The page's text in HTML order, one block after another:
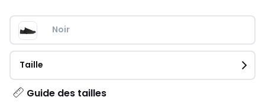
Noir
Taille
Guide des tailles